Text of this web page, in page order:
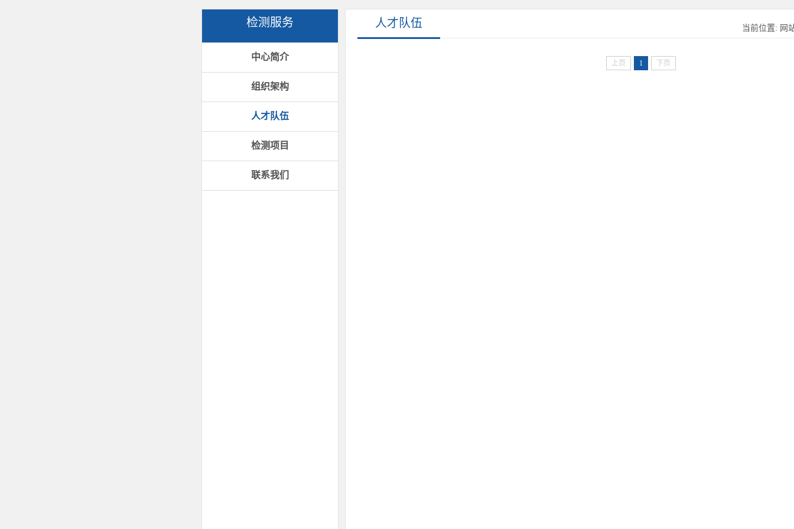
检测服务
中心简介
组织架构
人才队伍
检测项目
联系我们
人才队伍 当前位置: 网
上页 1 下页